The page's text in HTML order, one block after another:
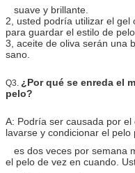
suave y brillante.
2, usted podría utilizar el gel
para guardar el estilo de pelo.
3, aceite de oliva serán una
sano.
Q3. ¿Por qué se enreda el
pelo?
A: Podría ser causada por
lavarse y condicionar el pelo
es dos veces por semana
el pelo de vez en cuando.